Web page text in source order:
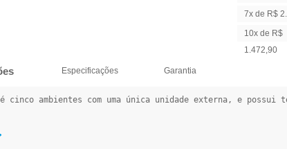
7x de R$
10x de R$
1.472,90
Especificações Garantia
cinco ambientes com uma única unidade externa, e